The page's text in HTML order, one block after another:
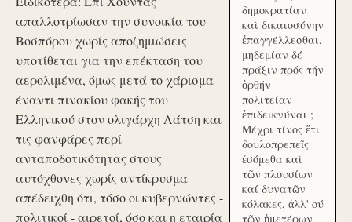
απαλλοτρίωσαν την συνοικία του
Βοσπόρου χωρίς αποζημιώσεις
υποτίθεται για την επέκταση του
αερολιμένα, όμως μετά το χάρισμα
έναντι πινακίου φακής του
Ελληνικού στον ολιγάρχη Λάτση και
τις φανφάρες περί
ανταποδοτικότητας στους
αυτόχθονες χωρίς αντίκρυσμα
απέδειχθη ότι, τόσο οι κυβερνώντες -
πολιτικοί - αιρετοί, όσο και η εταιρία
δημοκρατίαν
καὶ δικαιοσύνην
ἐπαγγέλλεσθαι,
μηδεμίαν δέ
πράξιν πρός τήν
ὀρθήν
πολιτείαν
ἐπιδεικνύναι ;
Μέχρι τίνος ἔτι
δουλοπρεπεῖς
ἐσόμεθα καὶ
τῶν πλουσίων
καί δυνατῶν
κόλακες, ἀλλ' ού
τῶν ἡμετέρων